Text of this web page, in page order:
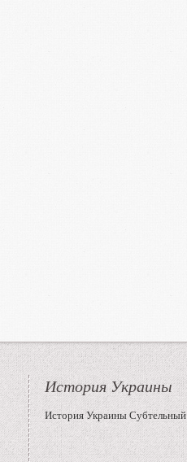
История Украины
История Украины Субтельный